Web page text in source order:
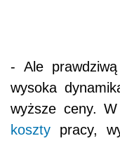
- Ale
wysoka
wyższe ceny.
koszty pracy,